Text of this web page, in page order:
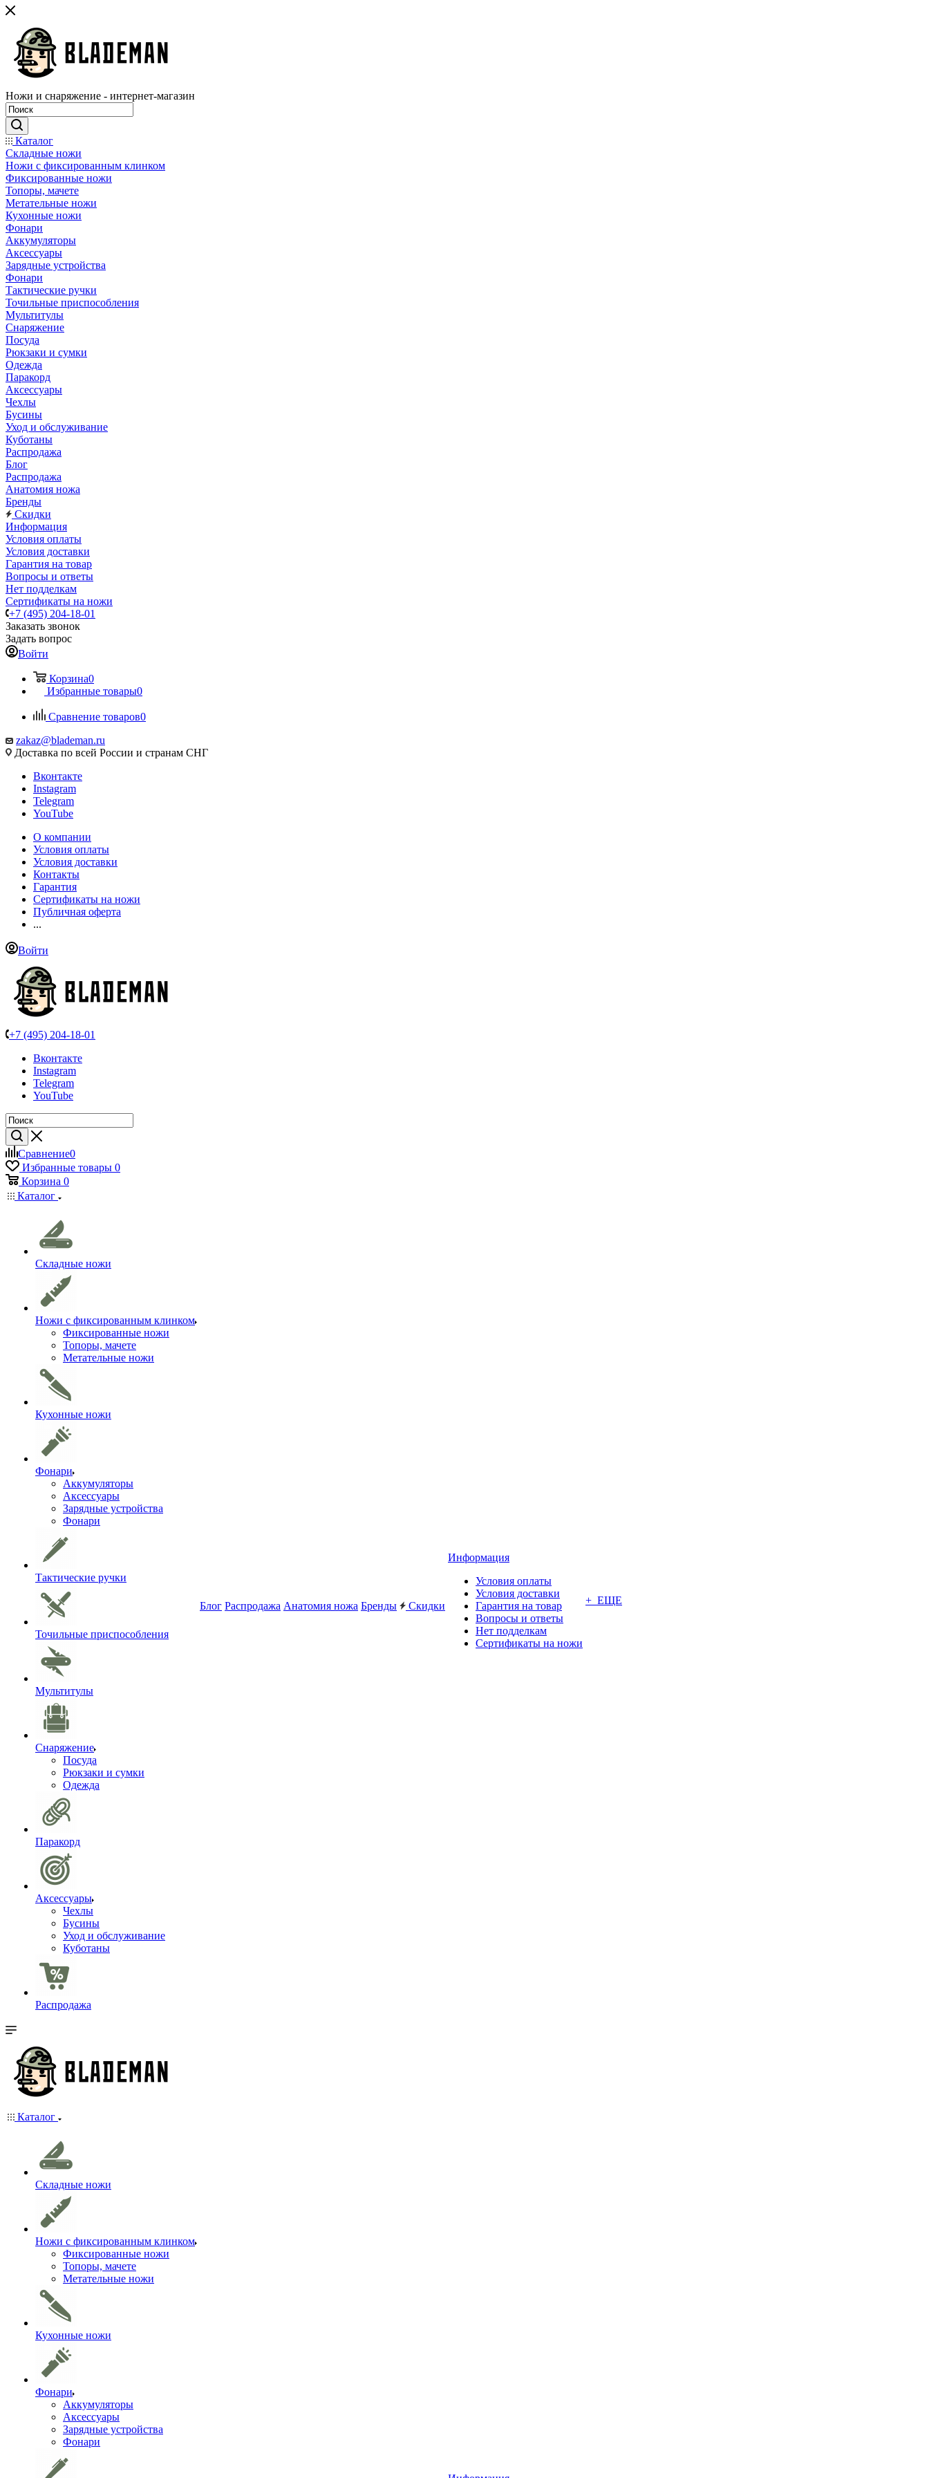
Ножи и снаряжение - интернет-магазин
Каталог
Складные ножи
Ножи с фиксированным клинком
Фиксированные ножи
Топоры, мачете
Метательные ножи
Кухонные ножи
Фонари
Аккумуляторы
Аксессуары
Зарядные устройства
Фонари
Тактические ручки
Точильные приспособления
Мультитулы
Снаряжение
Посуда
Рюкзаки и сумки
Одежда
Паракорд
Аксессуары
Чехлы
Бусины
Уход и обслуживание
Куботаны
Распродажа
Блог
Распродажа
Анатомия ножа
Бренды
Скидки
Информация
Условия оплаты
Условия доставки
Гарантия на товар
Вопросы и ответы
Нет подделкам
Сертификаты на ножи
+7 (495) 204-18-01
Заказать звонок
Задать вопрос
Войти
Корзина0
Избранные товары0
Сравнение товаров0
zakaz@blademan.ru
Доставка по всей России и странам СНГ
Вконтакте
Instagram
Telegram
YouTube
О компании
Условия оплаты
Условия доставки
Контакты
Гарантия
Сертификаты на ножи
Публичная оферта
...
Войти
+7 (495) 204-18-01
Вконтакте
Instagram
Telegram
YouTube
Сравнение0
Избранные товары 0
Корзина 0
Каталог
Складные ножи
Ножи с фиксированным клинком
Фиксированные ножи
Топоры, мачете
Метательные ножи
Кухонные ножи
Фонари
Аккумуляторы
Аксессуары
Зарядные устройства
Фонари
Тактические ручки
Точильные приспособления
Мультитулы
Снаряжение
Посуда
Рюкзаки и сумки
Одежда
Паракорд
Аксессуары
Чехлы
Бусины
Уход и обслуживание
Куботаны
Распродажа
Блог Распродажа Анатомия ножа Бренды Скидки
Информация
Условия оплаты
Условия доставки
Гарантия на товар
Вопросы и ответы
Нет подделкам
Сертификаты на ножи
+ ЕЩЕ
Каталог
Складные ножи
Ножи с фиксированным клинком
Фиксированные ножи
Топоры, мачете
Метательные ножи
Кухонные ножи
Фонари
Аккумуляторы
Аксессуары
Зарядные устройства
Фонари